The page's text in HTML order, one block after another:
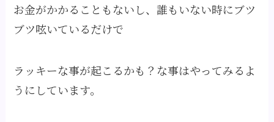
お金がかかることもないし、誰もいない時にブツ
ブツ呟いているだけで
ラッキーな事が起こるかも？な事はやってみるよ
うにしています。